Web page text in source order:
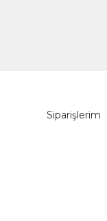
Siparişlerim